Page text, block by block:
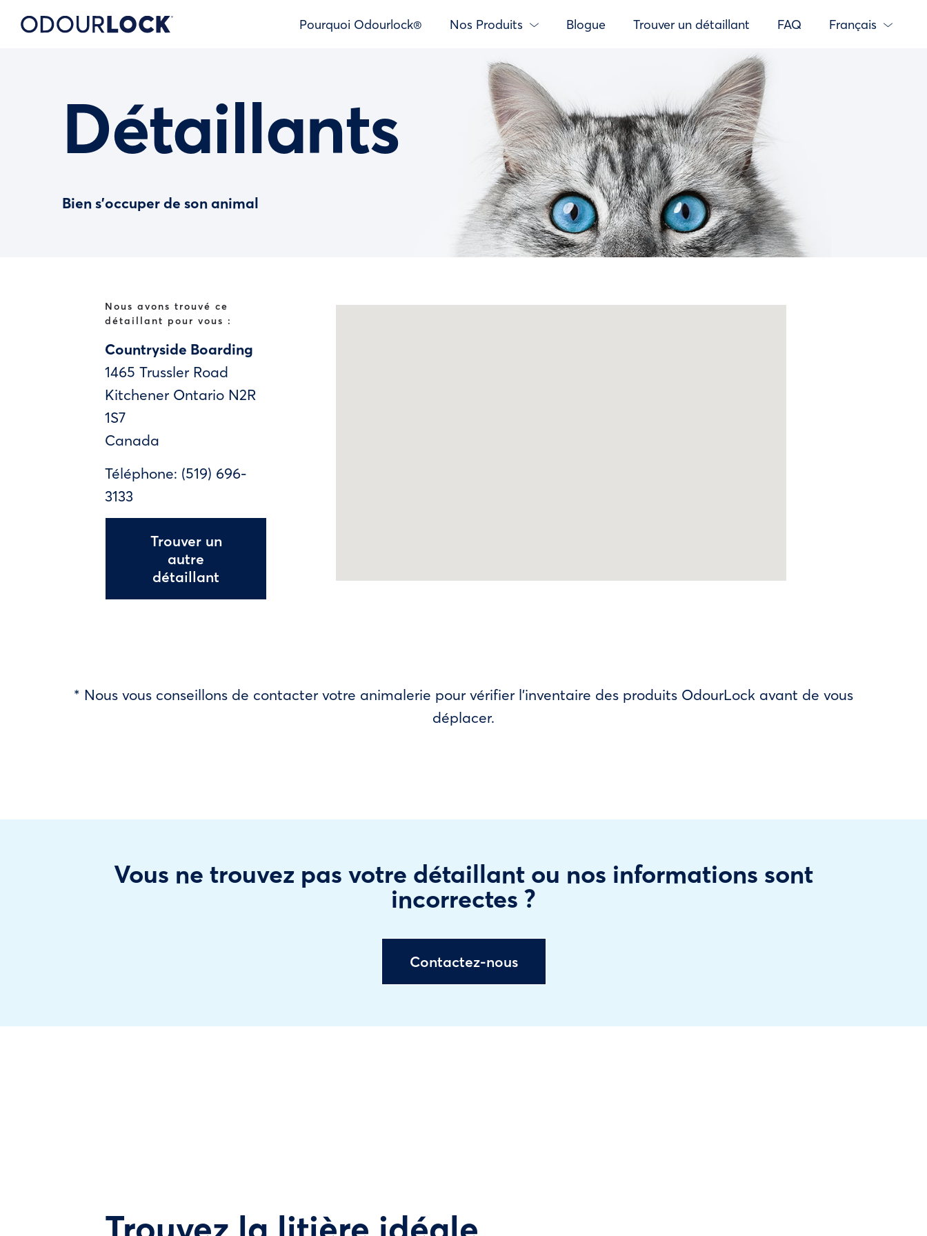
Pourquoi Odourlock® Nos Produits Blogue Trouver un détaillant FAQ Français
Détaillants
Bien s’occuper de son animal
Nous avons trouvé ce
détaillant pour vous :
Countryside Boarding
1465 Trussler Road
Kitchener Ontario N2R
1S7
Canada
Téléphone: (519) 696-
3133
Trouver un
autre
détaillant
* Nous vous conseillons de contacter votre animalerie pour vérifier l’inventaire des produits OdourLock avant de vous
déplacer.
Vous ne trouvez pas votre détaillant ou nos informations sont
incorrectes ?
Contactez-nous